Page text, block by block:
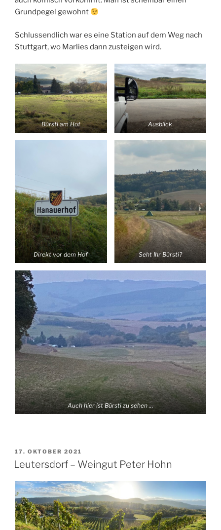
Grundpegel gewohnt
Schlussendlich war es eine Station auf dem Weg nach
Stuttgart, wo Marlies dann zusteigen wird.
Bürsti am Hof Ausblick
Direkt vor dem Hof Seht Ihr Bürsti?
Auch hier ist Bürsti zu sehen …
VERÖFFENTLICHT
AM
17. OKTOBER 2021
Leutersdorf – Weingut Peter Hohn